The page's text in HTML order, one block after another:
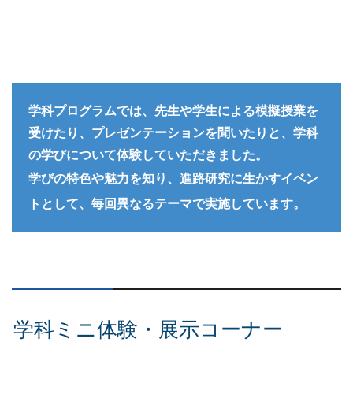
学科プログラムでは、先生や学生による模擬授業を
受けたり、プレゼンテーションを聞いたりと、学科
の学びについて体験していただきました。
学びの特色や魅力を知り、進路研究に生かすイベン
トとして、毎回異なるテーマで実施しています。
学科ミニ体験・展示コーナー